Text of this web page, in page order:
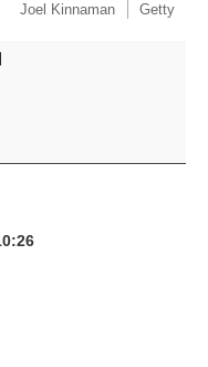
Joel Kinnaman Getty